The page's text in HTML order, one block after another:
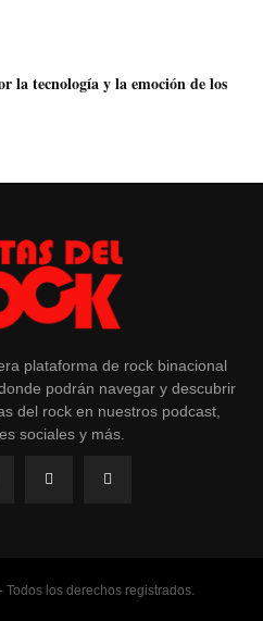
la tecnología y la emoción de los
plataforma de rock binacional
podrán navegar y descubrir
del rock en nuestros podcast,
sociales y más.
Todos los derechos registrados.